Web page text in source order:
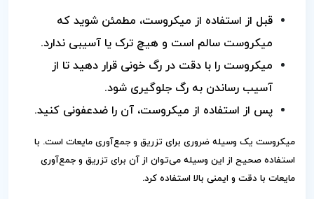
قبل از استفاده از میکروست، مطمئن شوید که
میکروست سالم است و هیچ ترک یا آسیبی ندارد.
میکروست را با دقت در رگ خونی قرار دهید تا از
آسیب رساندن به رگ جلوگیری شود.
پس از استفاده از میکروست، آن را ضدعفونی کنید.
میکروست یک وسیله ضروری برای تزریق و جمع‌آوری مایعات است. با
استفاده صحیح از این وسیله می‌توان از آن برای تزریق و جمع‌آوری
مایعات با دقت و ایمنی بالا استفاده کرد.